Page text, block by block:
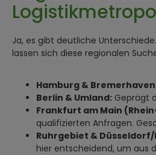
Ja, es gibt deutliche
lassen sich diese regionalen
Hamburg &
Berlin & Umland: Geprägt
Frankfurt am Main
qualifizierten Anfragen.
Ruhrgebiet & Düsseldorf/
hier entscheidend, um aus